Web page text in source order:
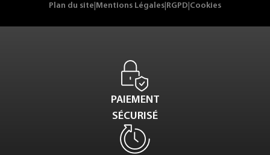
Plan du site Mentions Légales RGPD Cookies
PAIEMENT
SÉCURISÉ